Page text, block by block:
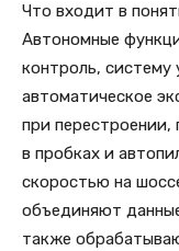
Что входит в
Автономные
контроль, систему
автоматическое
при
в пробках и
скоростью на
объединяют
также